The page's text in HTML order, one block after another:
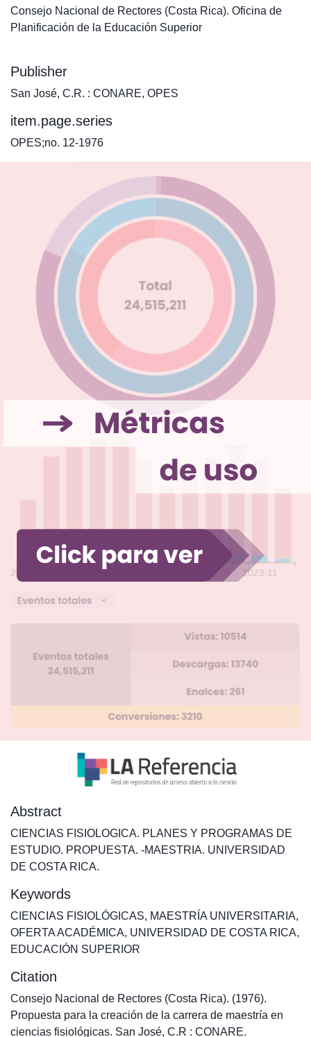
Consejo Nacional de Rectores (Costa Rica). Oficina de
Planificación de la Educación Superior
Publisher
San José, C.R. : CONARE, OPES
item.page.series
OPES;no. 12-1976
Abstract
CIENCIAS FISIOLOGICA. PLANES Y PROGRAMAS DE
ESTUDIO. PROPUESTA. -MAESTRIA. UNIVERSIDAD
DE COSTA RICA.
Keywords
CIENCIAS FISIOLÓGICAS, MAESTRÍA UNIVERSITARIA,
OFERTA ACADÉMICA, UNIVERSIDAD DE COSTA RICA,
EDUCACIÓN SUPERIOR
Citation
Consejo Nacional de Rectores (Costa Rica). (1976).
Propuesta para la creación de la carrera de maestría en
ciencias fisiológicas. San José, C.R : CONARE.